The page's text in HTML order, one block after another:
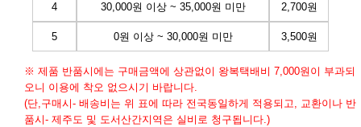
4 30,000원 이상 ~ 35,000원 미만 2,700원
5 0원 이상 ~ 30,000원 미만 3,500원
※ 제품 반품시에는 구매금액에 상관없이 왕복택배비 7,000원이 부과되
오니 이용에 착오 없으시기 바랍니다.
(단,구매시- 배송비는 위 표에 따라 전국동일하게 적용되고, 교환이나 반
품시- 제주도 및 도서산간지역은 실비로 청구됩니다.)